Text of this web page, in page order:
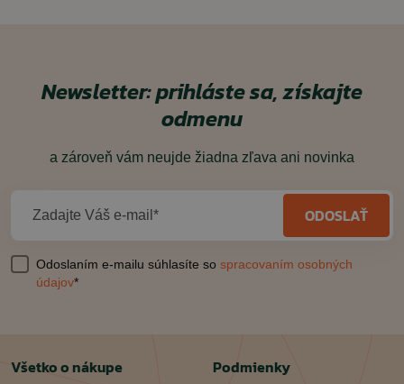
Newsletter: prihláste sa, získajte
odmenu
a zároveň vám neujde žiadna zľava ani novinka
Zadajte Váš e-mail* ODOSLAŤ
Odoslaním e-mailu súhlasíte so spracovaním osobných
údajov*
Všetko o nákupe Podmienky